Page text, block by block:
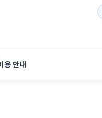
용 안내